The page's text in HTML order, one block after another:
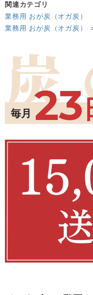
関連カテゴリ
業務用 おが炭（オガ炭）
業務用 おが炭（オガ炭）
炭
毎月 23